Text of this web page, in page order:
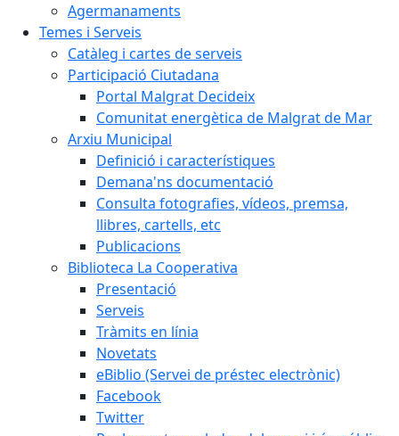
Agermanaments
Temes i Serveis
Catàleg i cartes de serveis
Participació Ciutadana
Portal Malgrat Decideix
Comunitat energètica de Malgrat de Mar
Arxiu Municipal
Definició i característiques
Demana'ns documentació
Consulta fotografies, vídeos, premsa,
llibres, cartells, etc
Publicacions
Biblioteca La Cooperativa
Presentació
Serveis
Tràmits en línia
Novetats
eBiblio (Servei de préstec electrònic)
Facebook
Twitter